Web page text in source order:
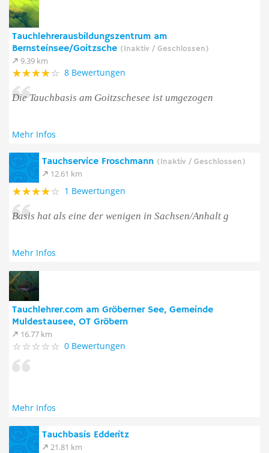
Tauchlehrerausbildungszentrum am
Bernsteinsee/Goitzsche (Inaktiv / Geschlossen)
9.39 km
8 Bewertungen
Die Tauchbasis am Goitzschesee ist umgezogen
Mehr Infos
Tauchservice Froschmann (Inaktiv / Geschlossen)
12.61 km
1 Bewertungen
Basis hat als eine der wenigen in Sachsen/Anhalt g
Mehr Infos
Tauchlehrer.com am Gröberner See, Gemeinde
Muldestausee, OT Gröbern
16.77 km
0 Bewertungen
Mehr Infos
Tauchbasis Edderitz
21.81 km